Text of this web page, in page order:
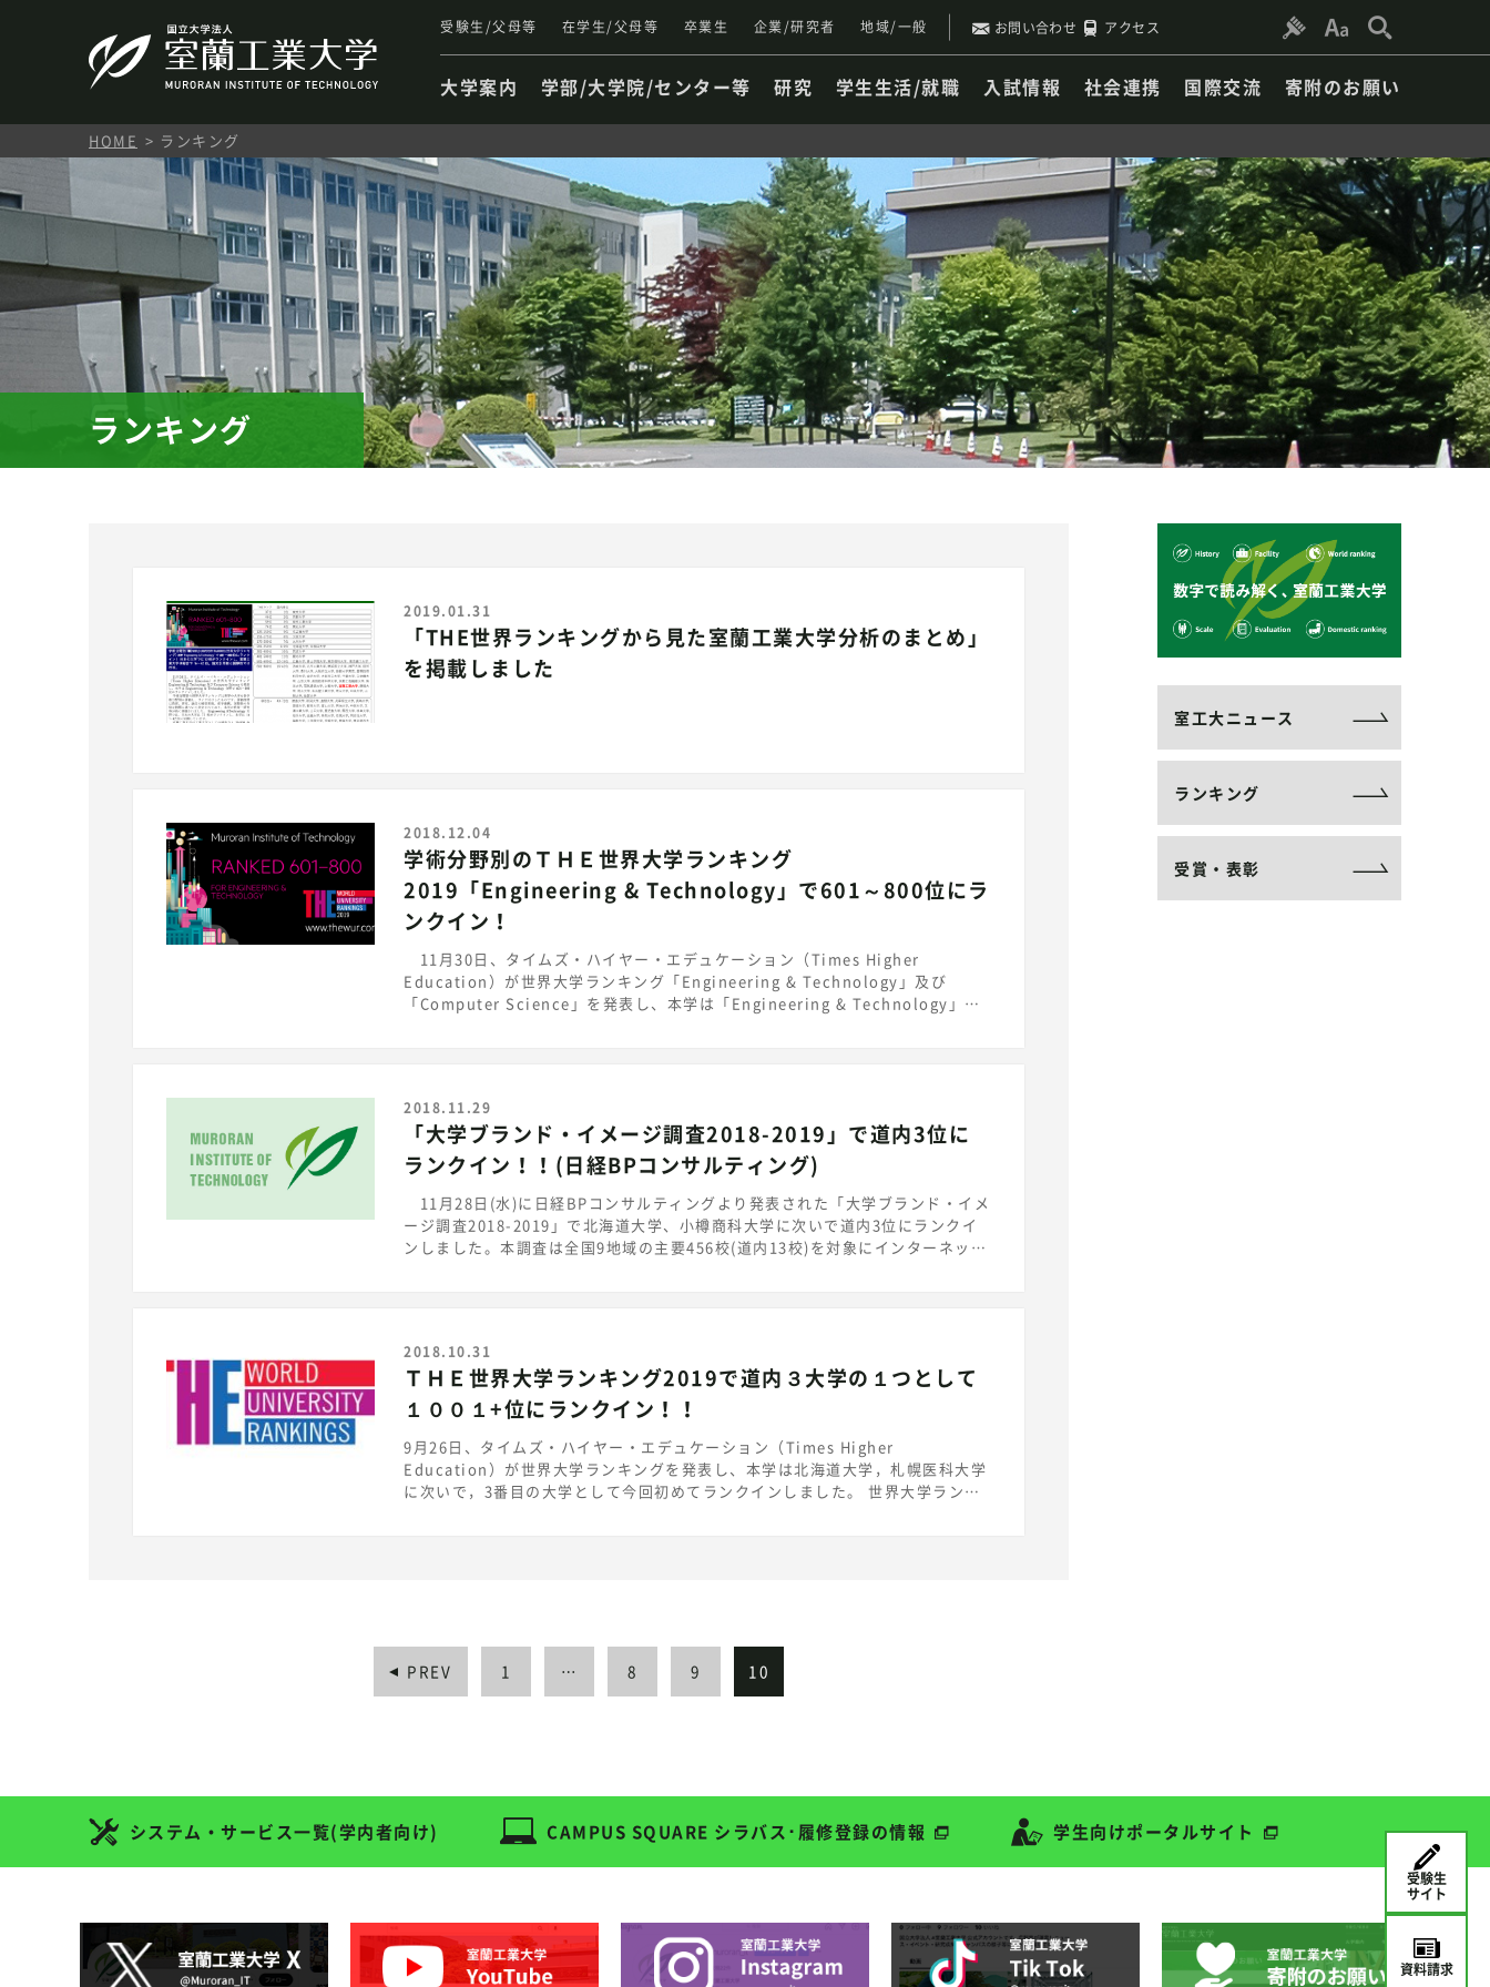
受験生/父母等 在学生/父母等 卒業生 企業/研究者 地域/一般 お問い合わせ アクセス
大学案内 学部/大学院/センター等 研究 学生生活/就職 入試情報 社会連携 国際交流 寄附のお願い
受験生
サイト
資料請求
HOME ランキング
ランキング
2019.01.31
「THE世界ランキングから見た室蘭工業大学分析のまとめ」
を掲載しました
2018.12.04
学術分野別のＴＨＥ世界大学ランキング
2019「Engineering & Technology」で601～800位にラ
ンクイン！
11月30日、タイムズ・ハイヤー・エデュケーション（Times Higher
Education）が世界大学ランキング「Engineering & Technology」及び
「Computer Science」を発表し、本学は「Engineering & Technology」分
す。評価指標は教育、研究、論文の被引用数、産学連携、国際性の多様な指標に
基づいて決定されており、本学の教育・研究等が高く評価されました。
「Engineering &Technology」分野では、日本の大学は72校がランクインし、
本学は16～42位に位置しています。（※本学独自の分析による） 室蘭工業大
学は工業大学としての研究力と30,000余の同窓生の活躍を実績として教育改革を
進め、地域にそして世界に貢献できる理工系学生の育成に邁進します。
2018.11.29
「大学ブランド・イメージ調査2018-2019」で道内3位に
ランクイン！！(日経BPコンサルティング)
11月28日(水)に日経BPコンサルティングより発表された「大学ブランド・イメ
ージ調査2018-2019」で北海道大学、小樽商科大学に次いで道内3位にランクイ
ンしました。本調査は全国9地域の主要456校(道内13校)を対象にインターネット
https://consult.nikkeibp.co.jp/branding/solutions/university-brand/
2018.10.31
ＴＨＥ世界大学ランキング2019で道内３大学の１つとして
１００１+位にランクイン！！
9月26日、タイムズ・ハイヤー・エデュケーション（Times Higher
Education）が世界大学ランキングを発表し、本学は北海道大学，札幌医科大学
に次いで，3番目の大学として今回初めてランクインしました。 世界大学ランキ
指標として評価するもので、日本の大学数は768（旺文社2018日本の大学デー
タ）とされており、THE日本版ランキングでは、総合150位までの大学が公表さ
PREV 1 … 8 9 10
室工大ニュース
ランキング
受賞・表彰
システム・サービス一覧(学内者向け) CAMPUS SQUARE シラバス･履修登録の情報 学生向けポータルサイト